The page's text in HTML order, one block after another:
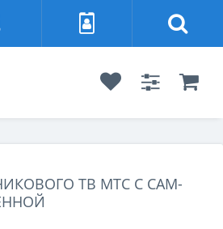
ТВ МТС С CAM-